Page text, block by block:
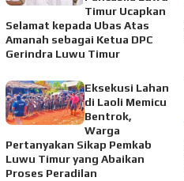
Timur Ucapkan
Selamat kepada Ubas Atas
Amanah sebagai Ketua DPC
Gerindra Luwu Timur
Eksekusi Lahan
di Laoli Memicu
Bentrok,
Warga
Pertanyakan Sikap Pemkab
Luwu Timur yang Abaikan
Proses Peradilan